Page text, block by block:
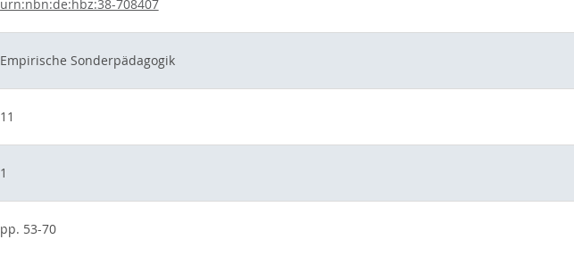
urn:nbn:de:hbz:38-708407
Empirische Sonderpädagogik
11
1
pp. 53-70